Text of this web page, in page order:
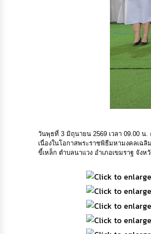
วันพุธที่ 3 มิถุนายน 2569 เวลา 09.00 น
เนื่องในโอกาสพระราชพิธีมหามงคลเฉ
ขี้เหล็ก ตำบลนาแวง อำเภอเขมราฐ จังห